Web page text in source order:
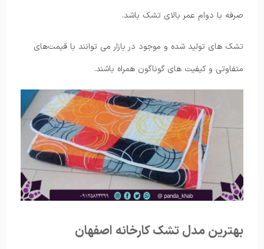
صرفه با دوام عمر بالای تشک باشد.
تشک های تولید شده و موجود در بازار می‌ توانند با قیمت‌های
متفاوتی و کیفیت های گوناگون همراه باشند.
بهترین مدل تشک کارخانه اصفهان